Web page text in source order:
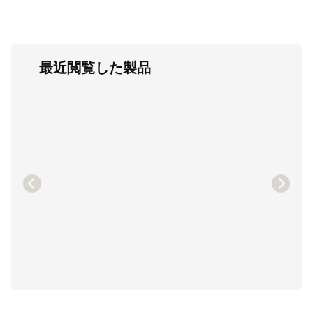
最近閲覧した製品